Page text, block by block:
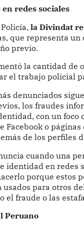
redes sociales
la Divindat
que representa un
previo.
la cantidad de
el trabajo policial
denunciados
los fraudes
con un foco
Facebook o páginas
de los perfiles
cuando una
identidad en redes
porque estos
usados para otros
el fraude o las
Peruano